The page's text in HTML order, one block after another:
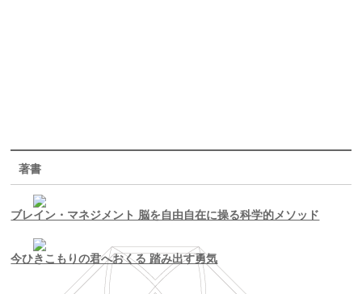
著書
ブレイン・マネジメント 脳を自由自在に操る科学的メソッド
今ひきこもりの君へおくる 踏み出す勇気